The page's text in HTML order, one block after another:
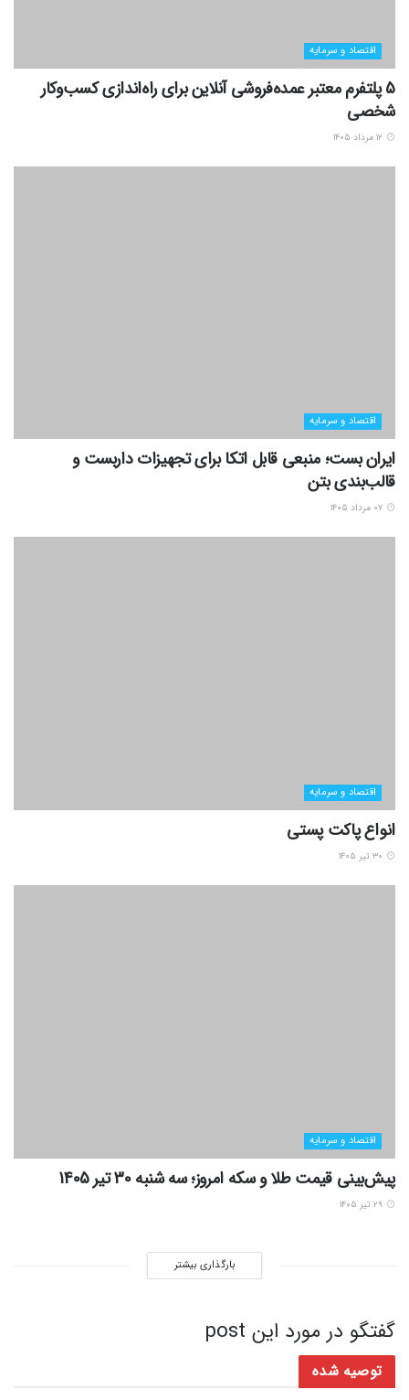
اقتصاد و سرمایه
5 پلتفرم معتبر عمده‌فروشی آنلاین برای راه‌اندازی کسب‌وکار
شخصی
اقتصاد و سرمایه
ایران بست؛ منبعی قابل اتکا برای تجهیزات داربست و
قالب‌بندی بتن
اقتصاد و سرمایه
انواع پاکت پستی
اقتصاد و سرمایه
پیش‌بینی قیمت طلا و سکه امروز؛ سه شنبه 30 تیر 1405
بارگذاری بیشتر
گفتگو در مورد این post
توصیه شده